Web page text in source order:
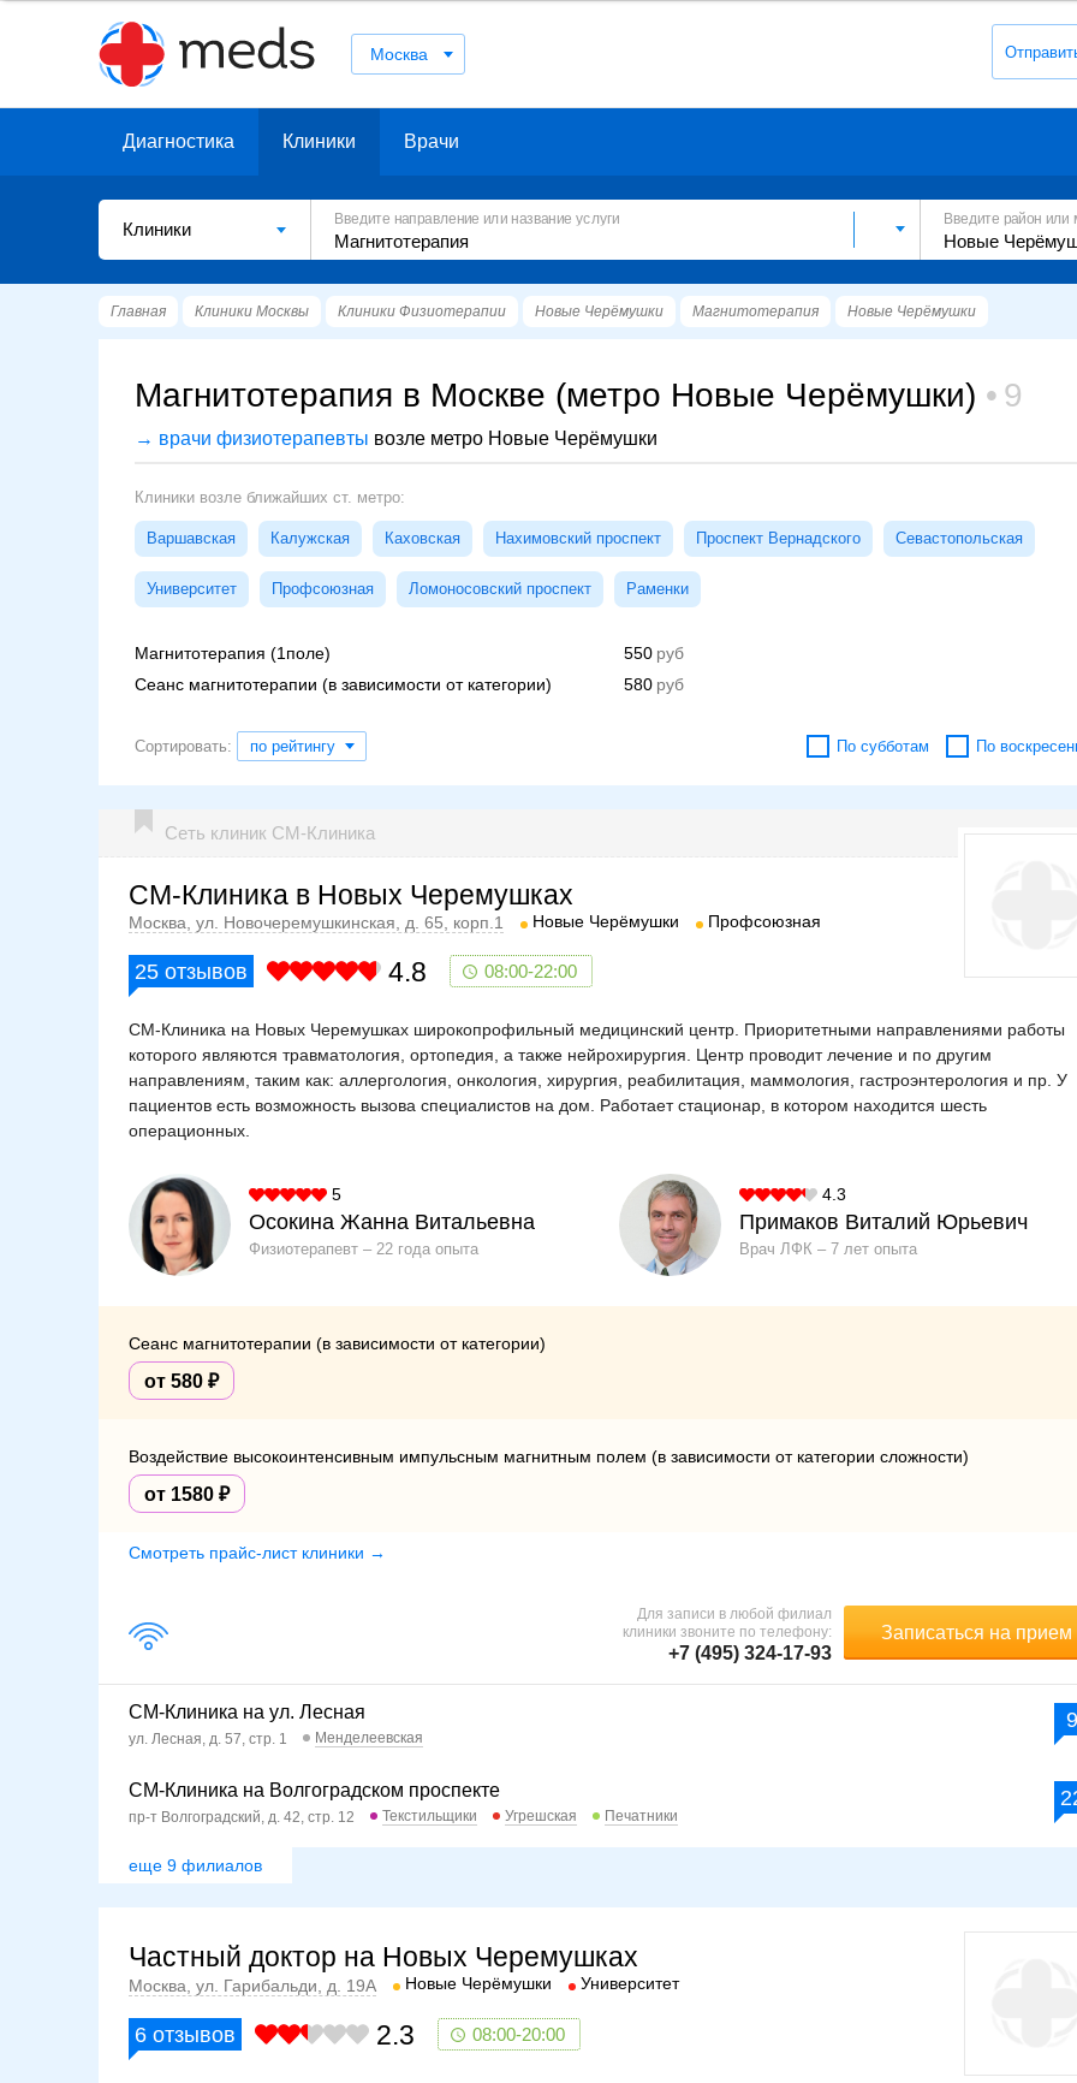
Москва
Диагностика Клиники Врачи
Клиники
Введите направление или название услуги Введите район или
Главная Клиники Москвы Клиники Физиотерапии Новые Черёмушки Магнитотерапия Новые Черёмушки
Магнитотерапия в Москве (метро Новые Черёмушки) 9
→ врачи физиотерапевты возле метро Новые Черёмушки
Клиники возле ближайших ст. метро:
Варшавская Калужская Каховская Нахимовский проспект Проспект Вернадского Севастопольская
Университет Профсоюзная Ломоносовский проспект Раменки
Магнитотерапия (1поле)
550
Сеанс магнитотерапии (в зависимости от категории)
580
Сортировать: по рейтингу По субботам По
Сеть клиник СМ-Клиника
СМ-Клиника в Новых Черемушках
Москва, ул. Новочеремушкинская, д. 65, корп.1 Новые Черёмушки Профсоюзная
25 отзывов 4.8 08:00-22:00
СМ-Клиника на Новых Черемушках широкопрофильный медицинский центр. Приоритетными направлениями работы
которого являются травматология, ортопедия, а также нейрохирургия. Центр проводит лечение и по другим
направлениям, таким как: аллергология, онкология, хирургия, реабилитация, маммология, гастроэнтерология и пр. У
пациентов есть возможность вызова специалистов на дом. Работает стационар, в котором находится шесть
операционных.
5
Осокина Жанна Витальевна
Физиотерапевт 22 года опыта
4.3
Примаков Виталий Юрьевич
Врач ЛФК 7 лет опыта
Сеанс магнитотерапии (в зависимости от категории)
от 580
Воздействие высокоинтенсивным импульсным магнитным полем (в зависимости от категории сложности)
от 1580
Смотреть прайс-лист клиники →
Записаться на прием
Для записи в любой филиал
клиники звоните по телефону:
+7 (495) 324-17-93
СМ-Клиника на ул. Лесная
ул. Лесная, д. 57, стр. 1 Менделеевская
СМ-Клиника на Волгоградском проспекте
пр-т Волгоградский, д. 42, стр. 12 Текстильщики Угрешская Печатники
еще 9 филиалов
Частный доктор на Новых Черемушках
Москва, ул. Гарибальди, д. 19А Новые Черёмушки Университет
6 отзывов 2.3 08:00-20:00